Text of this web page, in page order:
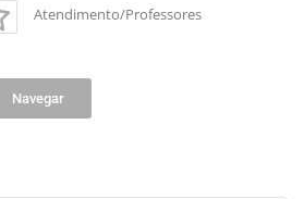
Atendimento/Professores
Navegar